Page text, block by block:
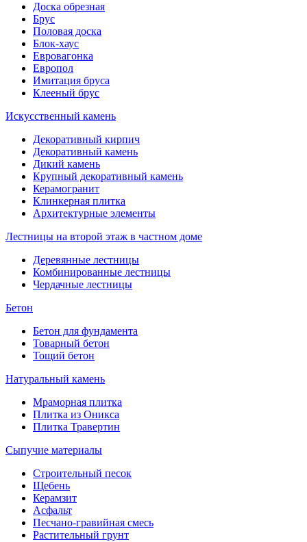
Доска обрезная
Брус
Половая доска
Блок-хаус
Евровагонка
Европол
Имитация бруса
Клееный брус
Искусственный камень
Декоративный кирпич
Декоративный камень
Дикий камень
Крупный декоративный камень
Керамогранит
Клинкерная плитка
Архитектурные элементы
Лестницы на второй этаж в частном доме
Деревянные лестницы
Комбинированные лестницы
Чердачные лестницы
Бетон
Бетон для фундамента
Товарный бетон
Тощий бетон
Натуральный камень
Мраморная плитка
Плитка из Оникса
Плитка Травертин
Сыпучие материалы
Строительный песок
Щебень
Керамзит
Асфальт
Песчано-гравийная смесь
Растительный грунт